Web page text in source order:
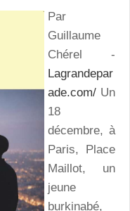
Par
Guillaume
Chérel -
Lagrandepar
ade.com/ Un
18
décembre, à
Paris, Place
Maillot, un
jeune
burkinabé,